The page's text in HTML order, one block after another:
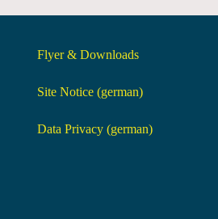
Flyer & Downloads
Site Notice (german)
Data Privacy (german)